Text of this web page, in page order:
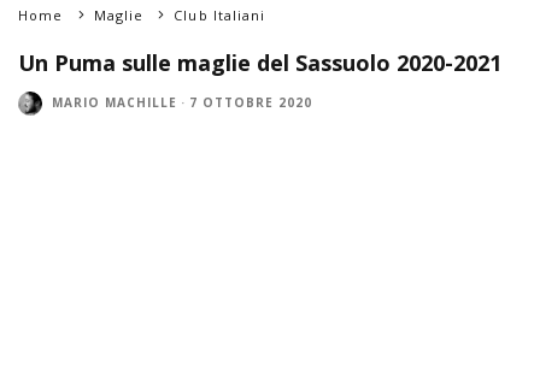
Home Maglie Club Italiani
Un Puma sulle maglie del Sassuolo 2020-2021
MARIO MACHILLE · 7 OTTOBRE 2020